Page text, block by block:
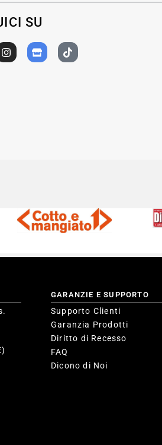
SU
GARANZIE E SUPPORTO
Supporto Clienti
Garanzia Prodotti
Diritto di Recesso
FAQ
Dicono di Noi